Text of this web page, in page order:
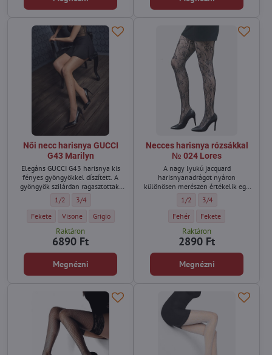
Női necc harisnya GUCCI
G43 Marilyn
Elegáns GUCCI G43 harisnya kis
fényes gyöngyökkel díszített. A
gyöngyök szilárdan ragasztottak,
Női necc harisnya GUCCI G43 Marilyn - Méret:
1/2 Női necc harisnya GUCCI G43 Marilyn - Méret:
3/4
Női necc harisnya GUCCI G43 Marilyn - Szín:
Fekete Női necc harisnya GUCCI G43 Marilyn - Szín:
Visone Női necc harisnya GUCCI G43 Marilyn - Szín:
Grigio
Raktáron
6890 Ft
Megnézni
Necces harisnya rózsákkal
№ 024 Lores
A nagy lyukú jacquard
harisnyanadrágot nyáron
különösen merészen értékelik egy
Necces harisnya rózsákkal №
1/2 Necces harisnya
3/4
Necces harisnya rózsákkal №
Fehér Necces harisnya
Fekete
Raktáron
2890 Ft
Megnézni